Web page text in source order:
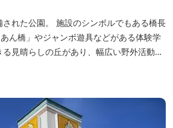
れた公園。 施設のシンボルでもある橋長
ん橋」やジャンボ遊具などがある体験学
見晴らしの丘があり、幅広い野外活動に
設されています。 川沿いには島ヶ原温泉
道」があり、旧岩倉水力発電所跡の水路
り、春は桜、秋は紅葉の名所として楽しめ